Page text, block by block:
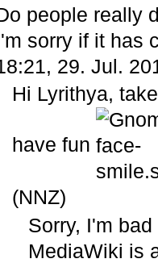
people really
sorry if it has
29. Jul.
Hi Lyrithya,
have fun
(NNZ)
Sorry, I'm
MediaWiki is